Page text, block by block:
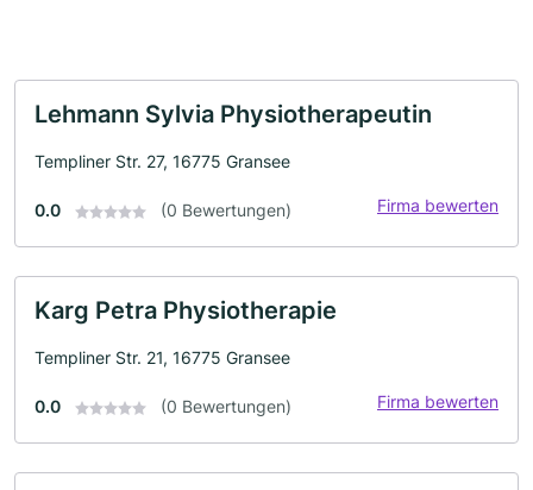
Lehmann Sylvia Physiotherapeutin
Templiner Str. 27, 16775 Gransee
0.0 (0 Bewertungen) Firma bewerten
Karg Petra Physiotherapie
Templiner Str. 21, 16775 Gransee
0.0 (0 Bewertungen) Firma bewerten